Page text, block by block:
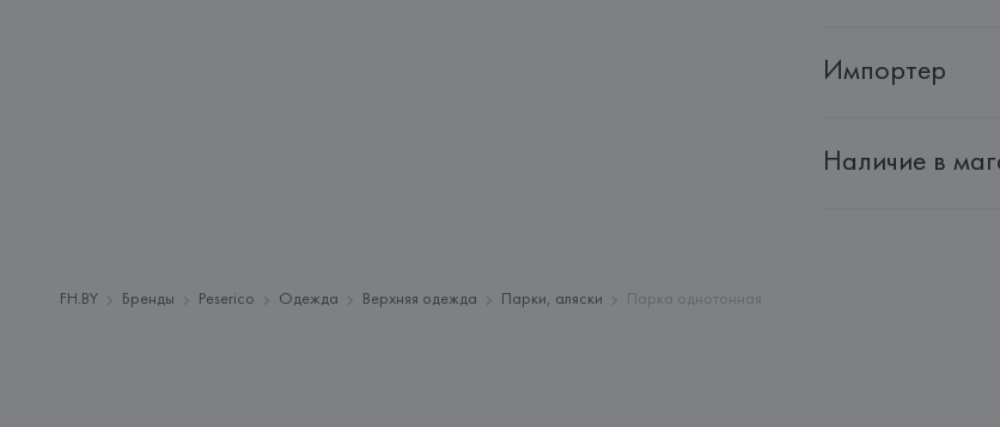
Импортер
Адрес: Республика
Наличие в
FH.BY Бренды Peserico Одежда Верхняя одежда Парки, аляски Парка однотонная